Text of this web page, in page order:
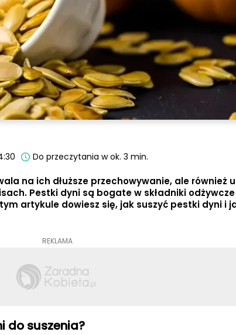
Do przeczytania w ok. 3 min.
na ich dłuższe przechowywanie, ale również
Pestki dyni są bogate w składniki
artykule dowiesz się, jak suszyć pestki dyni i
REKLAMA
do suszenia?